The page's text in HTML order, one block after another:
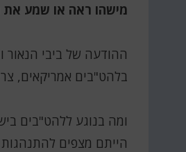
מישהו ראה או שמע את
ההודעה של ביבי הנאור
בלהט"בים אמריקאים,
ומה בנוגע ללהט"בים
הייתם מצפים